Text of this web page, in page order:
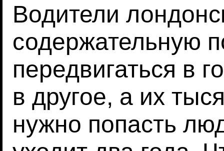
Водители
содержательную
передвигаться в
в другое, а их
нужно попасть